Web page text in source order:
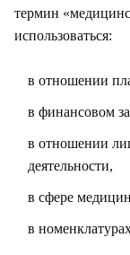
термин
использоваться:
в отношении
в финансовом
в отношении
деятельности,
в сфере
в